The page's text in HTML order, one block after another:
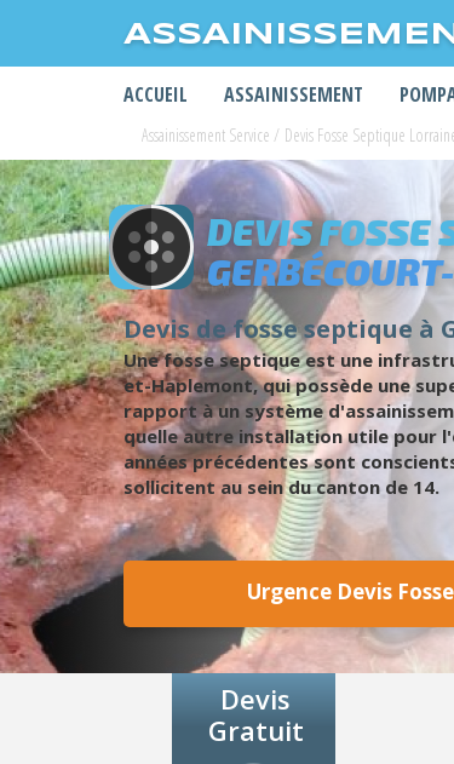
ACCUEIL ASSAINISSEMENT
Assainissement Service / Devis Fosse Septique
DEVIS FOSSE
Devis de fosse septique
Une fosse septique est une
et-Haplemont, qui possède une
rapport à un système
quelle autre installation utile pour
années précédentes sont
sollicitent au sein du canton de 14.
Urgence Devis
Devis
Gratuit